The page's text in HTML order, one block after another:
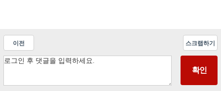
이전 스크랩하기